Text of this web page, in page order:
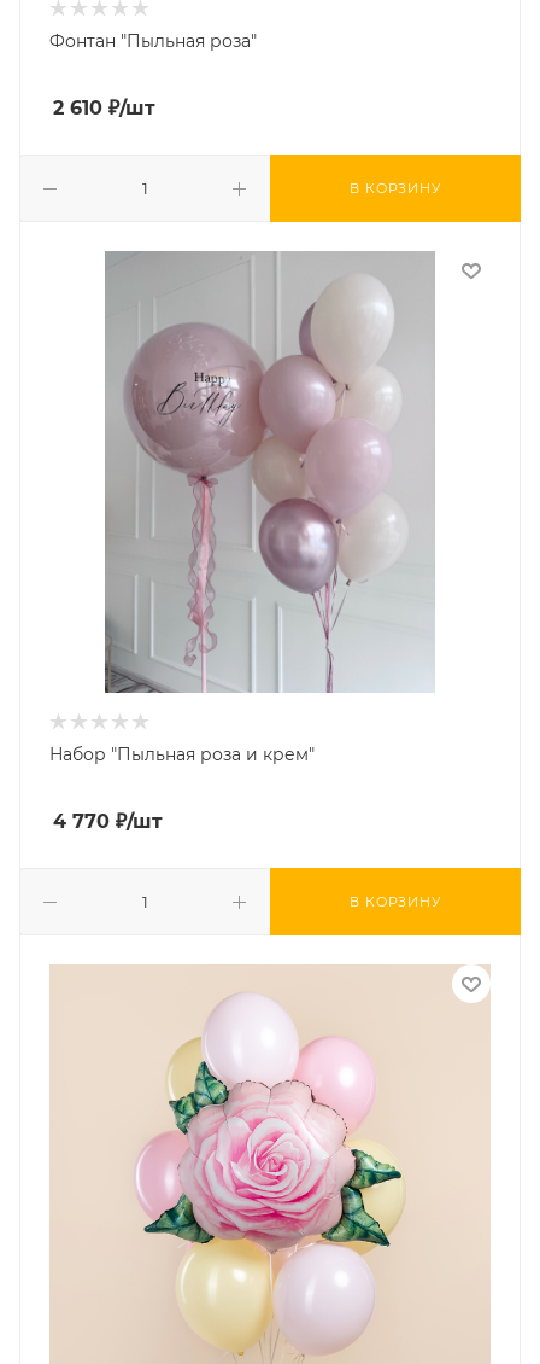
Фонтан "Пыльная роза"
2 610 ₽/шт
В КОРЗИНУ
Набор "Пыльная роза и крем"
4 770 ₽/шт
В КОРЗИНУ